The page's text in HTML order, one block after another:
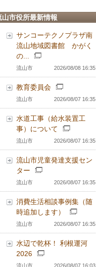
山市役所最新情報
サンコーテクノプラザ南
流山地域図書館 かがく
の...
流山市 2026/08/08 16:35
教育委員会
流山市 2026/08/07 16:35
水道工事（給水装置工
事）について
流山市 2026/08/07 16:35
流山市児童発達支援セン
ター
流山市 2026/08/07 16:35
消費生活相談事例集（随
時追加します）
流山市 2026/08/07 16:35
水辺で乾杯！ 利根運河
2026
流山市 2026/08/07 16:03